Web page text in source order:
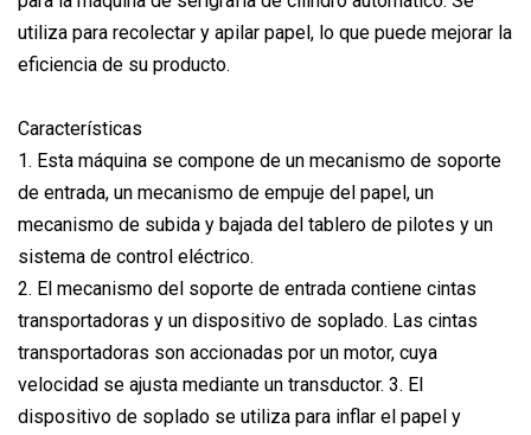
utiliza para recolectar y apilar papel, lo que puede mejorar la
eficiencia de su producto.
Características
1. Esta máquina se compone de un mecanismo de soporte
de entrada, un mecanismo de empuje del papel, un
mecanismo de subida y bajada del tablero de pilotes y un
sistema de control eléctrico.
2. El mecanismo del soporte de entrada contiene cintas
transportadoras y un dispositivo de soplado. Las cintas
transportadoras son accionadas por un motor, cuya
velocidad se ajusta mediante un transductor. 3. El
dispositivo de soplado se utiliza para inflar el papel y